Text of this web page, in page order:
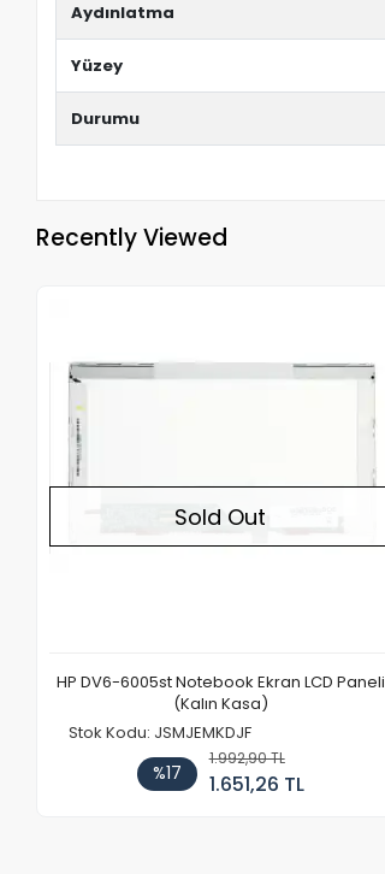
Aydınlatma
Yüzey
Durumu
Recently Viewed
Sold Out
HP DV6-6005st Notebook Ekran LCD Paneli
(Kalın Kasa)
Stok Kodu: JSMJEMKDJF
%17
1.992,90 TL
1.651,26 TL